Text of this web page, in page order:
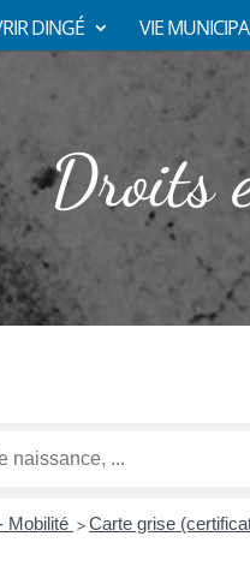
DINGÉ VIE
Droits
Mobilité > Carte grise